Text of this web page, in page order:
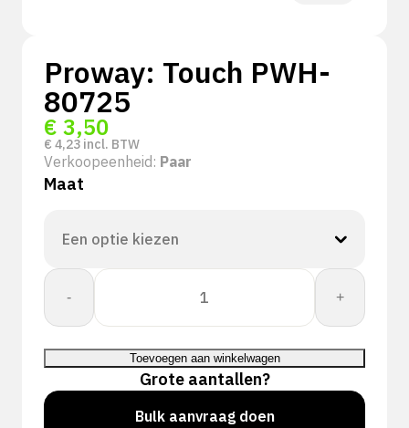
Proway: Touch PWH-
80725
€ 3,50
€ 4,23 incl. BTW
Verkoopeenheid: Paar
Maat
-
Proway:
Touch
PWH-
80725
aantal
+
Toevoegen aan winkelwagen
Grote aantallen?
Bulk aanvraag doen